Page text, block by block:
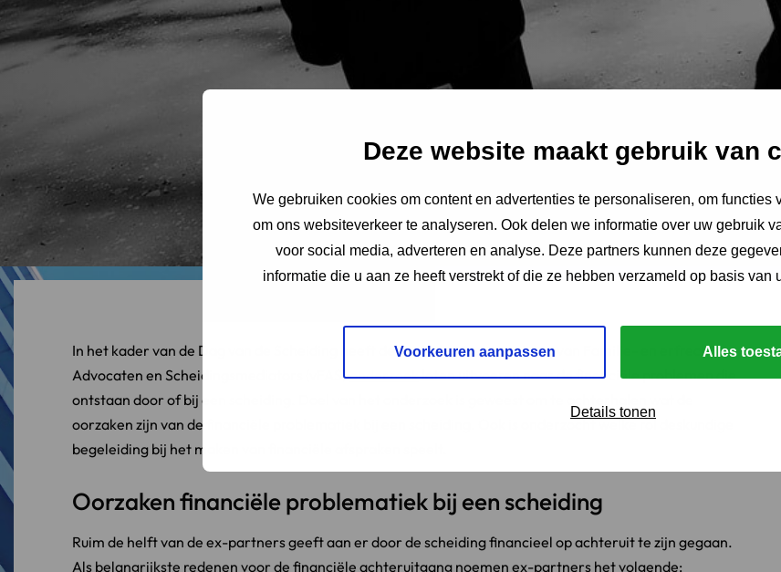
Deze website maakt gebruik van
We gebruiken cookies om content en advertenties te personaliseren, om functies
om ons websiteverkeer te analyseren. Ook delen we informatie over uw gebruik
voor social media, adverteren en analyse. Deze partners kunnen deze
informatie die u aan ze heeft verstrekt of die ze hebben verzameld op basis van
Voorkeuren aanpassen Alles
Details tonen
In het kader van de Dag van de Scheiding heeft de Nederlandse vereniging van Familie- en erfrecht
Advocaten en Scheidingsmediators (vFAS)onderzoeklaten uitvoeren naar de financiële problemen die
ontstaan door of bij een scheiding. Doel van het onderzoek is geweest om te achterhalen wat de
oorzaken zijn van de financiële problematiek bij een scheiding. Ook is onderzocht welke rol deskundige
begeleiding bij het maken van financiële afspraken speelt.
Oorzaken financiële problematiek bij een scheiding
Ruim de helft van de ex-partners geeft aan er door de scheiding financieel op achteruit te zijn gegaan.
Als belangrijkste redenen voor de financiële achteruitgang noemen ex-partners het volgende: